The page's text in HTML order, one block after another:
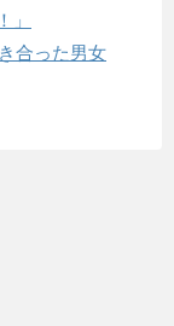
」
合った男女